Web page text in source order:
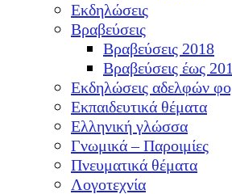
Εκδηλώσεις
Βραβεύσεις
Βραβεύσεις 2018
Βραβεύσεις έως
Εκδηλώσεις αδελφών
Εκπαιδευτικά θέματα
Ελληνική γλώσσα
Γνωμικά – Παροιμίες
Πνευματικά θέματα
Λογοτεχνία